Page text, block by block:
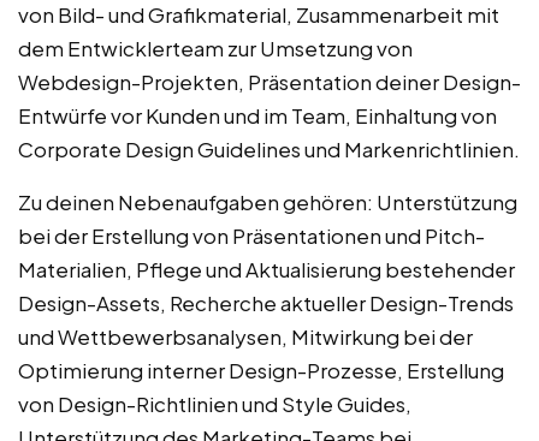
von Bild- und Grafikmaterial, Zusammenarbeit mit
dem Entwicklerteam zur Umsetzung von
Webdesign-Projekten, Präsentation deiner Design-
Entwürfe vor Kunden und im Team, Einhaltung von
Corporate Design Guidelines und Markenrichtlinien.
Zu deinen Nebenaufgaben gehören: Unterstützung
bei der Erstellung von Präsentationen und Pitch-
Materialien, Pflege und Aktualisierung bestehender
Design-Assets, Recherche aktueller Design-Trends
und Wettbewerbsanalysen, Mitwirkung bei der
Optimierung interner Design-Prozesse, Erstellung
von Design-Richtlinien und Style Guides,